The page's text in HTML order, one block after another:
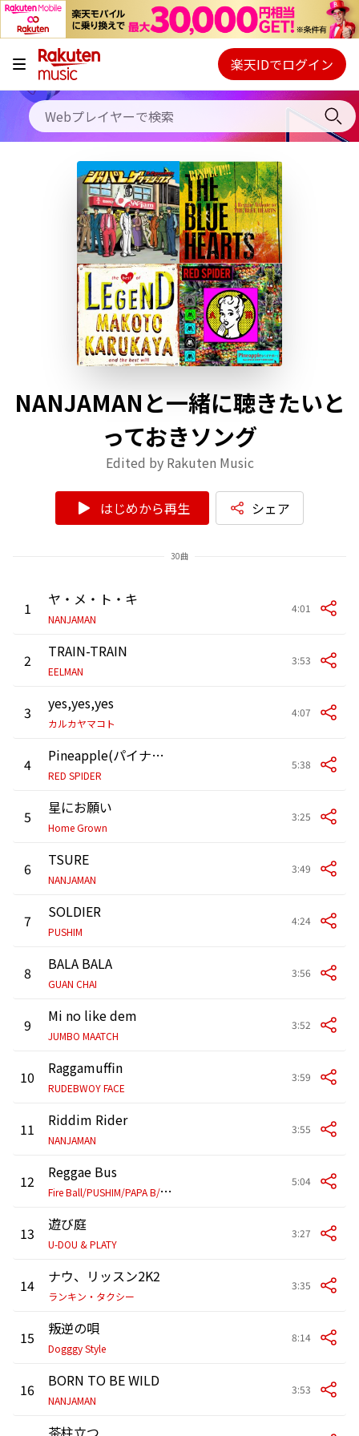
キャンペーン
料金プラン
使い方
初回30日間無料お試し
Webプレイヤー
ご契約内容の確認・変更
楽天IDでログイン
NANJAMANと一緒に聴きたいと
っておきソング
Edited by Rakuten Music
はじめから再生 シェア
30曲
1 ヤ・メ・ト・キ
NANJAMAN
4:01
2 TRAIN-TRAIN
EELMAN
3:53
3 yes,yes,yes
カルカヤマコト
4:07
4 Pineapple(パイナポー) feat. APOLLO, KENTY GROSS, BES
RED SPIDER
5:38
5 星にお願い
Home Grown
3:25
6 TSURE
NANJAMAN
3:49
7 SOLDIER
PUSHIM
4:24
8 BALA BALA
GUAN CHAI
3:56
9 Mi no like dem
JUMBO MAATCH
3:52
10 Raggamuffin
RUDEBWOY FACE
3:59
11 Riddim Rider
NANJAMAN
3:55
12
Reggae Bus
F
ire Ball/PUSHIM/PAPA B/Jr.Dee/導楽/RUEED/RYO the SKYWALKER/MIGHTY JAM ROCK/JUMBO MAATCH/Takafi
5:04
13 遊び庭
U-DOU & PLATY
3:27
14 ナウ、リッスン2K2
ランキン・タクシー
3:35
15 叛逆の唄
Dogggy Style
8:14
16 BORN TO BE WILD
NANJAMAN
3:53
茶柱立つ